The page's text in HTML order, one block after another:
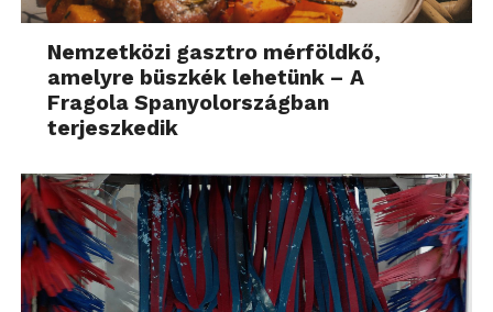
Nemzetközi gasztro mérföldkő,
amelyre büszkék lehetünk – A
Fragola Spanyolországban
terjeszkedik